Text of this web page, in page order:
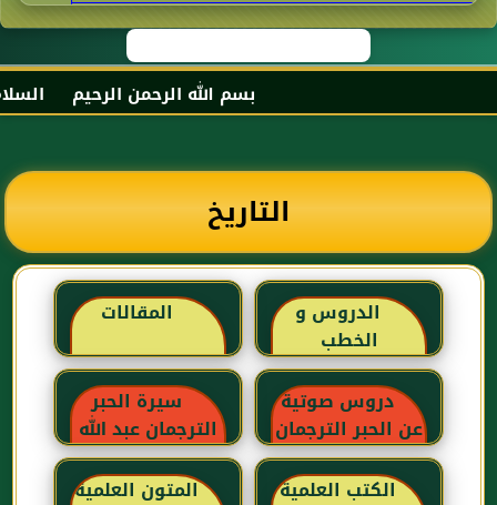
بسم الله الرحمن الرحيم
التاريخ
الدروس و
الخطب
المقالات
دروس صوتية
عن الحبر الترجمان
سيرة الحبر
الترجمان عبد الله
بن عباس رضي
الله عنهما
الكتب العلمية المتون العلمية